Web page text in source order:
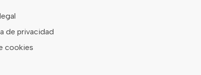
de privacidad
cookies